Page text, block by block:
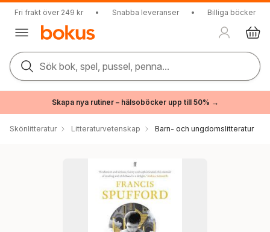
Fri frakt över 249 kr • Snabba leveranser • Billiga böcker
Sök bok, spel, pussel, penna...
Skapa nya rutiner – hälsoböcker upp till 50% →
Skönlitteratur Litteraturvetenskap Barn- och ungdomslitteratur